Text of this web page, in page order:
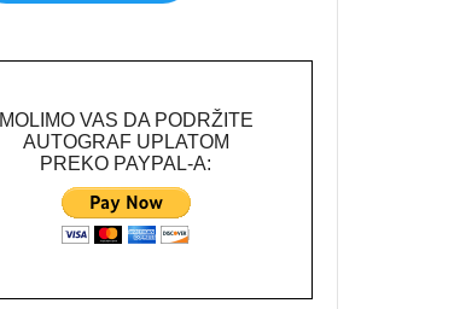
MOLIMO VAS DA PODRŽITE
AUTOGRAF UPLATOM
PREKO PAYPAL-A: